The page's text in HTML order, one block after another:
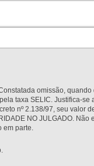
omissão,
taxa SELIC. Justifica-
nº 2.138/97, seu valor
NO JULGADO.
em parte.